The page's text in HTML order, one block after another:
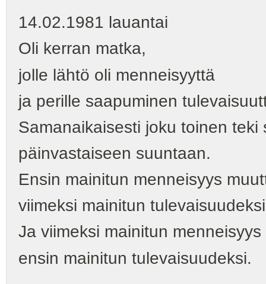
14.02.1981 lauantai
Oli kerran matka,
jolle lähtö oli menneisyyttä
ja perille saapuminen
Samanaikaisesti joku toinen teki
päinvastaiseen suuntaan.
Ensin mainitun menneisyys
viimeksi mainitun
Ja viimeksi mainitun
ensin mainitun tulevaisuudeksi.